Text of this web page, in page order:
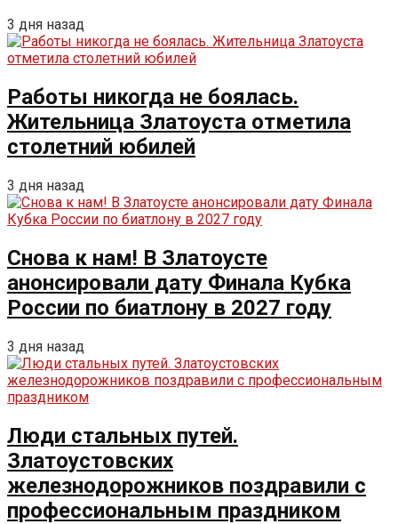
3 дня назад
Работы никогда не боялась.
Жительница Златоуста отметила
столетний юбилей
3 дня назад
Снова к нам! В Златоусте
анонсировали дату Финала Кубка
России по биатлону в 2027 году
3 дня назад
Люди стальных путей.
Златоустовских
железнодорожников поздравили с
профессиональным праздником